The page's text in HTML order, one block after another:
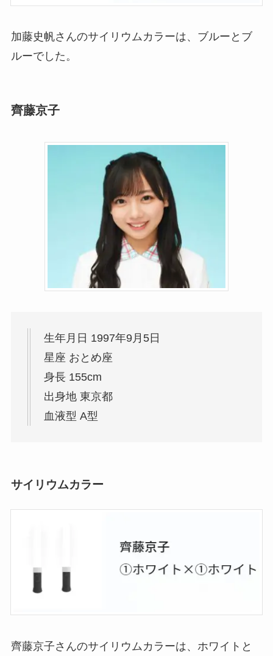
加藤史帆さんのサイリウムカラーは、ブルーとブ
ルーでした。
齊藤京子
生年月日 1997年9月5日
星座 おとめ座
身長 155cm
出身地 東京都
血液型 A型
サイリウムカラー
齊藤京子さんのサイリウムカラーは、ホワイトと